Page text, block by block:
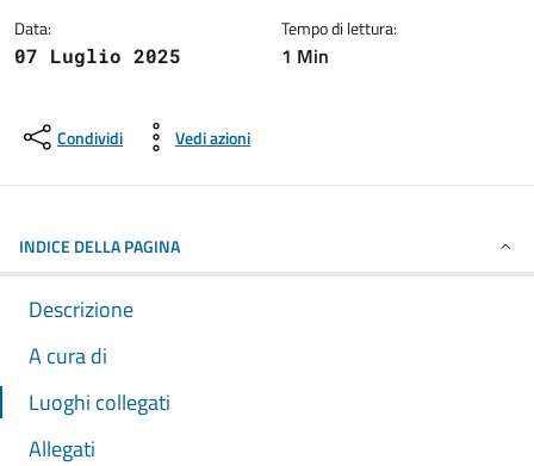
Data:
07 Luglio 2025
Tempo di lettura:
1 Min
Condividi Vedi azioni
INDICE DELLA PAGINA
Descrizione
A cura di
Luoghi collegati
Allegati